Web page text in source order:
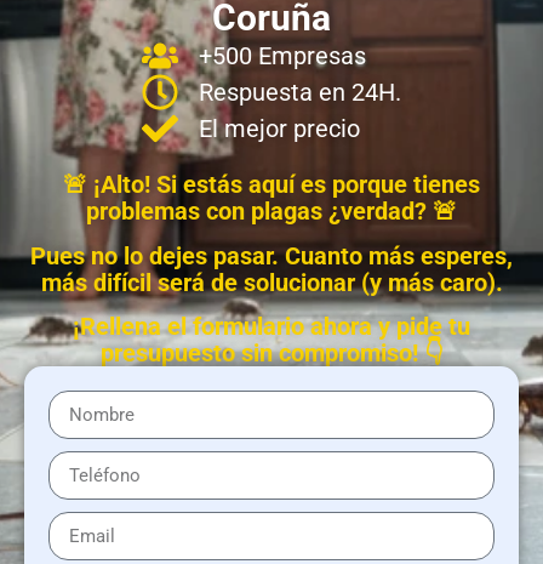
Coruña
+500 Empresas
Respuesta en 24H.
El mejor precio
🚨 ¡Alto! Si estás aquí es porque tienes
problemas con plagas ¿verdad? 🚨
Pues no lo dejes pasar. Cuanto más esperes,
más difícil será de solucionar (y más caro).
¡Rellena el formulario ahora y pide tu
presupuesto sin compromiso! 👇